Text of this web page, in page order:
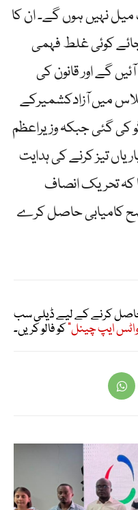
نہیں ہوں گے۔ ان کا
کوئی غلط فہمی
گے اور قانون کی
میں آزادکشمیرکے
کی گئی جبکہ وزیراعظم
تیز کرنے کی ہدایت
کہ تحریک انصاف
کامیابی حاصل کرے
کرنے کے لیے ڈیلی سب
ایپ چینل"کو فالو کریں۔